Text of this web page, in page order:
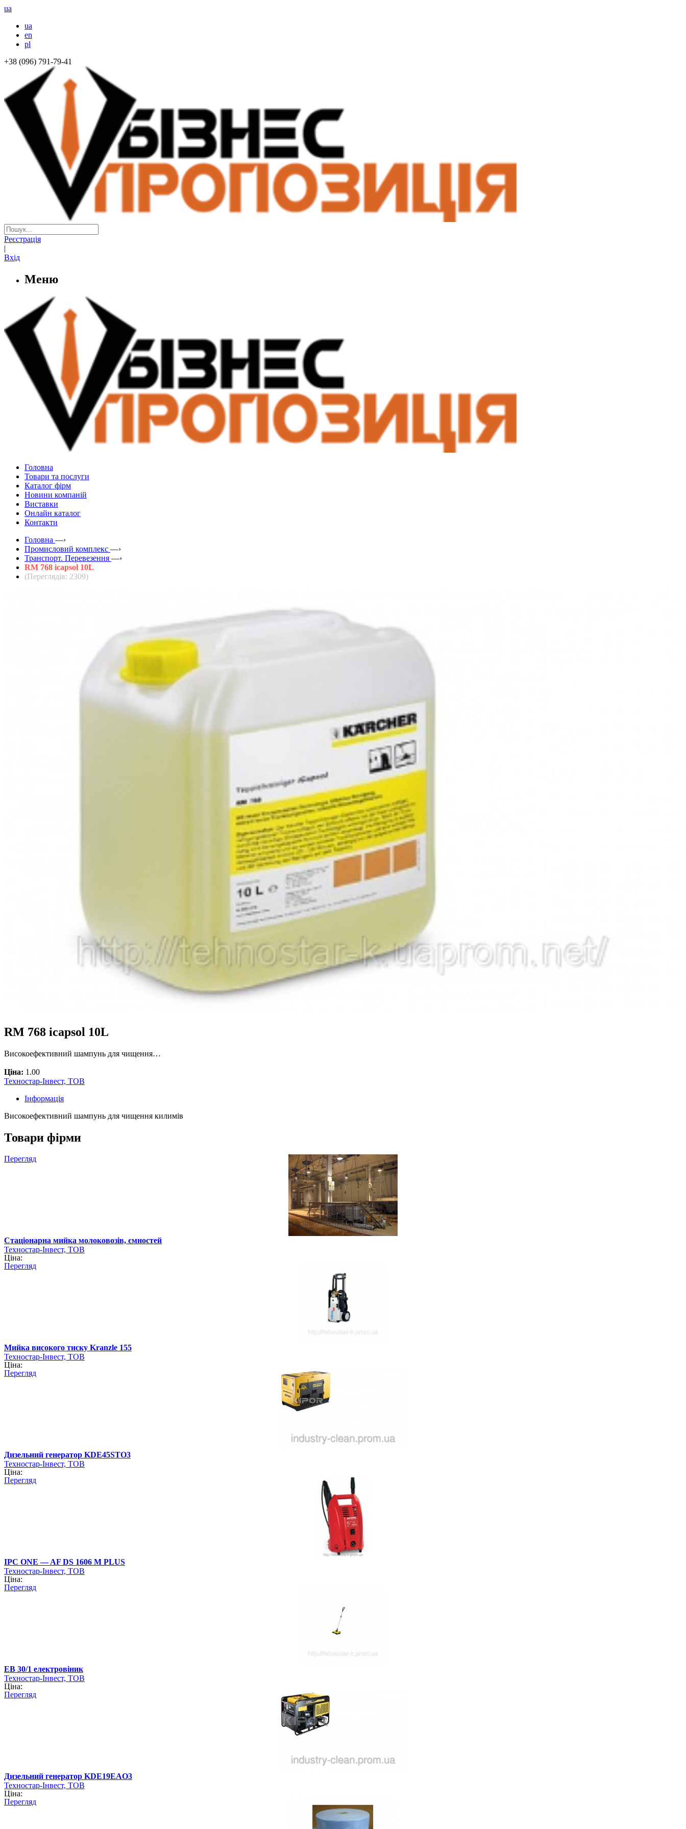
ua
ua
en
pl
+38 (096) 791-79-41
Реєстрація
|
Вхід
Меню
Головна
Товари та послуги
Каталог фірм
Новини компаній
Виставки
Онлайн каталог
Контакти
Головна —›
Промисловий комплекс —›
Транспорт. Перевезення —›
RM 768 icapsol 10L
(Переглядів: 2309)
RM 768 icapsol 10L
Високоефективний шампунь для чищення…
Ціна: 1.00
Техностар-Інвест, ТОВ
Інформація
Високоефективний шампунь для чищення килимів
Товари фірми
Перегляд
Стаціонарна мийка молоковозів, ємностей
Техностар-Інвест, ТОВ
Ціна:
Перегляд
Мийка високого тиску Kranzle 155
Техностар-Інвест, ТОВ
Ціна:
Перегляд
Дизельний генератор KDE45STО3
Техностар-Інвест, ТОВ
Ціна:
Перегляд
IPC ONE — AF DS 1606 M PLUS
Техностар-Інвест, ТОВ
Ціна:
Перегляд
EB 30/1 електровіник
Техностар-Інвест, ТОВ
Ціна:
Перегляд
Дизельний генератор KDE19EAO3
Техностар-Інвест, ТОВ
Ціна:
Перегляд